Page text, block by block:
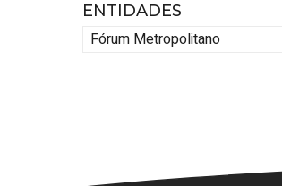
ENTIDADES
Fórum Metropolitano